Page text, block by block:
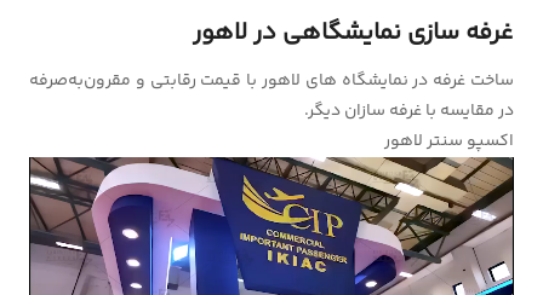
غرفه سازی نمایشگاهی در لاهور
ساخت غرفه در نمایشگاه های لاهور با قیمت رقابتی و مقرون‌به‌صرفه
در مقایسه با غرفه سازان دیگر.
اکسپو سنتر لاهور